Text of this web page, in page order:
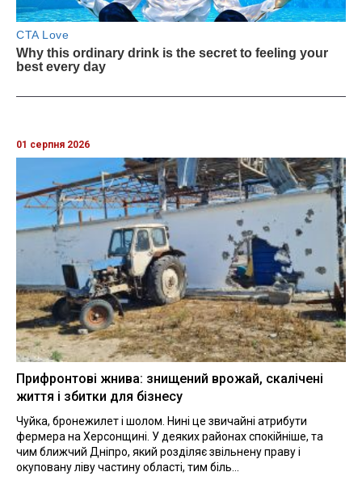
01 серпня 2026
Прифронтові жнива: знищений врожай, скалічені
життя і збитки для бізнесу
Чуйка, бронежилет і шолом. Нині це звичайні атрибути
фермера на Херсонщині. У деяких районах спокійніше, та
чим ближчий Дніпро, який розділяє звільнену праву і
окуповану ліву частину області, тим біль...